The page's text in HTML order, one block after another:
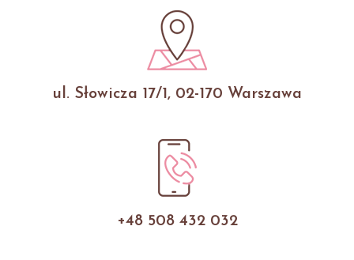
ul. Słowicza 17/1, 02-170 Warszawa
+48 508 432 032